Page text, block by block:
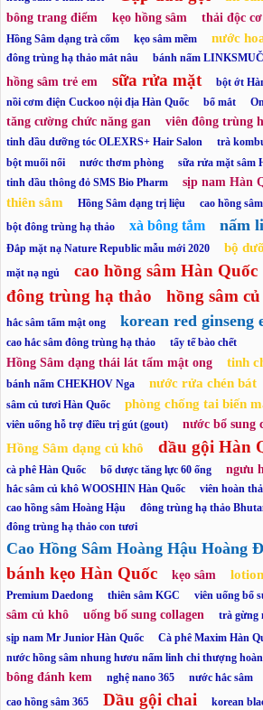
bông trang điểm kẹo hồng sâm thải độc
Hồng Sâm dạng trà cốm kẹo sâm mềm nước
đông trùng hạ thảo mắt nâu bánh nấm
hồng sâm trẻ em sữa rửa mặt
bột ớt
nồi cơm điện Cuckoo nội địa Hàn Quốc
bổ mắt
tăng cường chức năng gan viên đông trùng
tinh dầu dưỡng tóc OLEXRS+ Hair Salon trà
bột muối nổi nước thơm phòng sữa rửa mặt sâm
tinh dầu thông đỏ SMS Bio Pharm sịp nam Hàn
thiên sâm Hồng Sâm dạng trị liệu
cao hồng
bột đông trùng hạ thảo
xà bông tắm nấm
Đắp mặt nạ Nature Republic mẫu mới 2020 bộ
mặt nạ ngủ cao hồng sâm Hàn Quốc
đông trùng hạ thảo hồng sâm
hắc sâm tẩm mật ong korean red ginseng
cao hắc sâm đông trùng hạ thảo tẩy tế bào chết
Hồng Sâm dạng thái lát tẩm mật ong tinh
bánh nấm CHEKHOV Nga nước rửa chén bát
sâm củ tươi Hàn Quốc
phòng chống tai biến
viên uống hỗ trợ điều trị gút (gout)
nước bổ sung
Hồng Sâm dạng củ khô dầu gội Hàn
cà phê Hàn Quốc
bổ dược tăng lực 60 ống ngưu
hắc sâm củ khô WOOSHIN Hàn Quốc
viên hoàn
cao hồng sâm Hoàng Hậu
đông trùng hạ thảo
đông trùng hạ thảo con tươi
Cao Hồng Sâm Hoàng Hậu Hoàng
bánh kẹo Hàn Quốc kẹo sâm lotion
Premium Daedong
thiên sâm KGC viên uống bổ
sâm củ khô uống bổ sung collagen trà gừng
sịp nam Mr Junior Hàn Quốc Cà phê Maxim Hàn
nước hồng sâm nhung hươu nấm linh chi thượng
bông đánh kem nghệ nano 365 nước hắc sâm
cao hồng sâm 365
Dầu gội chai korean